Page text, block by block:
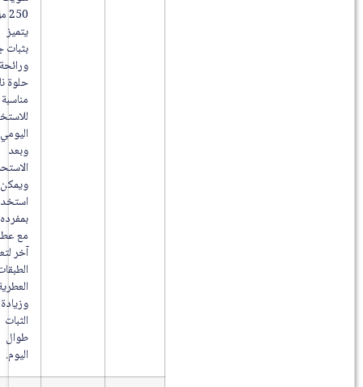
250 مل
بثبات جيد
حلوة ناعمة
للاستخدام
الاستحمام
استخدامه
بمفرده أو
مع عطر
آخر لتعزيز
الطبقات